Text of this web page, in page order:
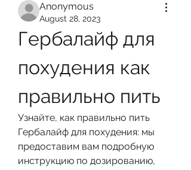
Anonymous
August 28, 2023
Гербалайф для
похудения как
правильно пить
Узнайте, как правильно пить
Гербалайф для похудения: мы
предоставим вам подробную
инструкцию по дозированию,